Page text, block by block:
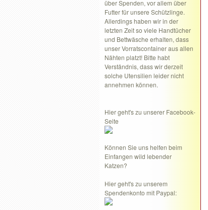
über Spenden, vor allem über
Futter für unsere Schützlinge.
Allerdings haben wir in der
letzten Zeit so viele Handtücher
und Bettwäsche erhalten, dass
unser Vorratscontainer aus allen
Nähten platzt! Bitte habt
Verständnis, dass wir derzeit
solche Utensilien leider nicht
annehmen können.
Hier geht's zu unserer Facebook-
Seite
Können Sie uns helfen beim
Einfangen wild lebender
Katzen?
Hier geht's zu unserem
Spendenkonto mit Paypal: